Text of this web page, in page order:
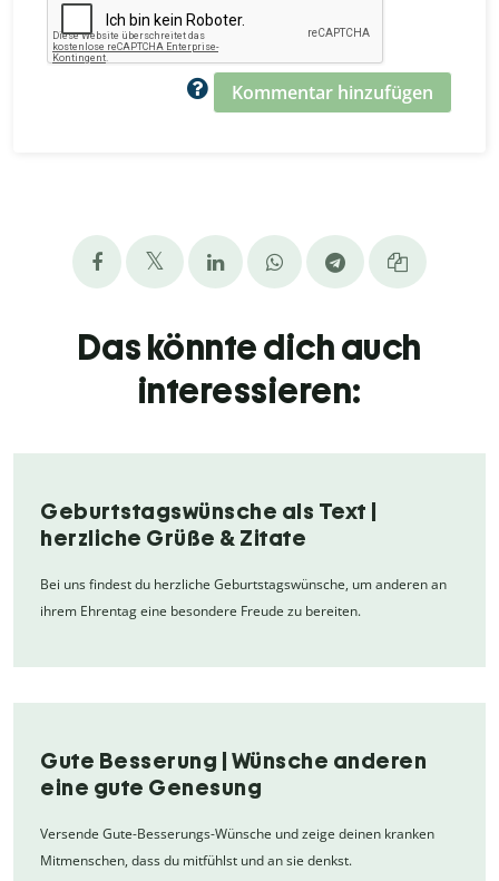
Kommentar hinzufügen
Das könnte dich auch
interessieren:
Geburtstagswünsche als Text |
herzliche Grüße & Zitate
Bei uns findest du herzliche Geburtstagswünsche, um anderen an
ihrem Ehrentag eine besondere Freude zu bereiten.
Gute Besserung | Wünsche anderen
eine gute Genesung
Versende Gute-Besserungs-Wünsche und zeige deinen kranken
Mitmenschen, dass du mitfühlst und an sie denkst.